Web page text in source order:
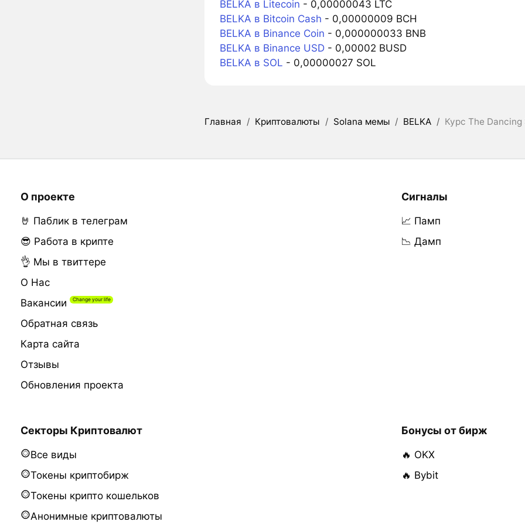
BELKA в Litecoin - 0,00000043 LTC
BELKA в Bitcoin Cash - 0,00000009 BCH
BELKA в Binance Coin - 0,000000033 BNB
BELKA в Binance USD- 0,00002 BUSD
BELKA в SOL - 0,00000027 SOL
Главная / Криптовалюты / Solana мемы / BELKA / Курс The
О проекте
🤘 Паблик в телеграм
😎 Работа в крипте
👌 Мы в твиттере
О Нас
Вакансии
Обратная связь
Карта сайта
Отзывы
Обновления проекта
Сигналы
📈 Памп
📉 Дамп
Секторы Криптовалют
Все виды
Токены криптобирж
Токены крипто кошельков
Анонимные криптовалюты
Бонусы от бирж
🔥 OKX
🔥 Bybit